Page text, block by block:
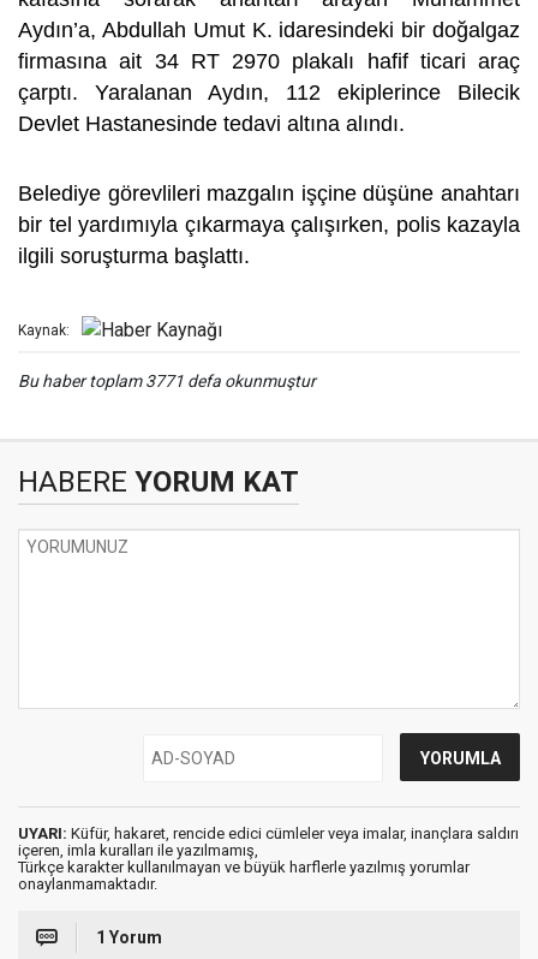
Aydın’a, Abdullah Umut K. idaresindeki bir doğalgaz
firmasına ait 34 RT 2970 plakalı hafif ticari araç
çarptı. Yaralanan Aydın, 112 ekiplerince Bilecik
Devlet Hastanesinde tedavi altına alındı.
Belediye görevlileri mazgalın işçine düşüne anahtarı
bir tel yardımıyla çıkarmaya çalışırken, polis kazayla
ilgili soruşturma başlattı.
Kaynak:
Bu haber toplam 3771 defa okunmuştur
HABERE YORUM KAT
UYARI: Küfür, hakaret, rencide edici cümleler veya imalar, inançlara saldırı
içeren, imla kuralları ile yazılmamış,
Türkçe karakter kullanılmayan ve büyük harflerle yazılmış yorumlar
onaylanmamaktadır.
1 Yorum